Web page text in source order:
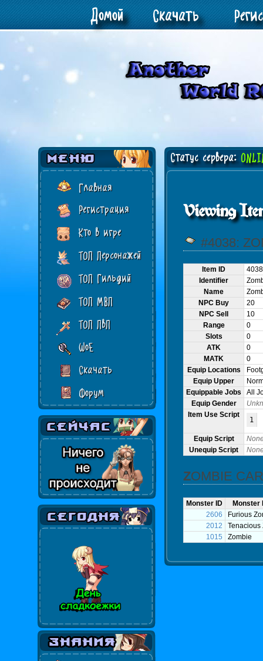
Домой Скачать
Главная
Регистрация
Кто в игре
ТОП Персонажей
ТОП Гильдий
ТОП МВП
ТОП ПвП
WoE
Скачать
Форум
Статус сервера:
Viewing
#4038:
Item ID
4038
Identifier
Name
NPC Buy
20
NPC Sell
10
Range
0
Slots
0
ATK
0
MATK
0
Equip Locations
Equip Upper
Equippable Jobs
All
Equip Gender
Item Use Script
1
Equip Script
Unequip Script
ZOMBIE
Monster ID
Monster
2606
Furious
2012
Tenacious
1015
Zombie